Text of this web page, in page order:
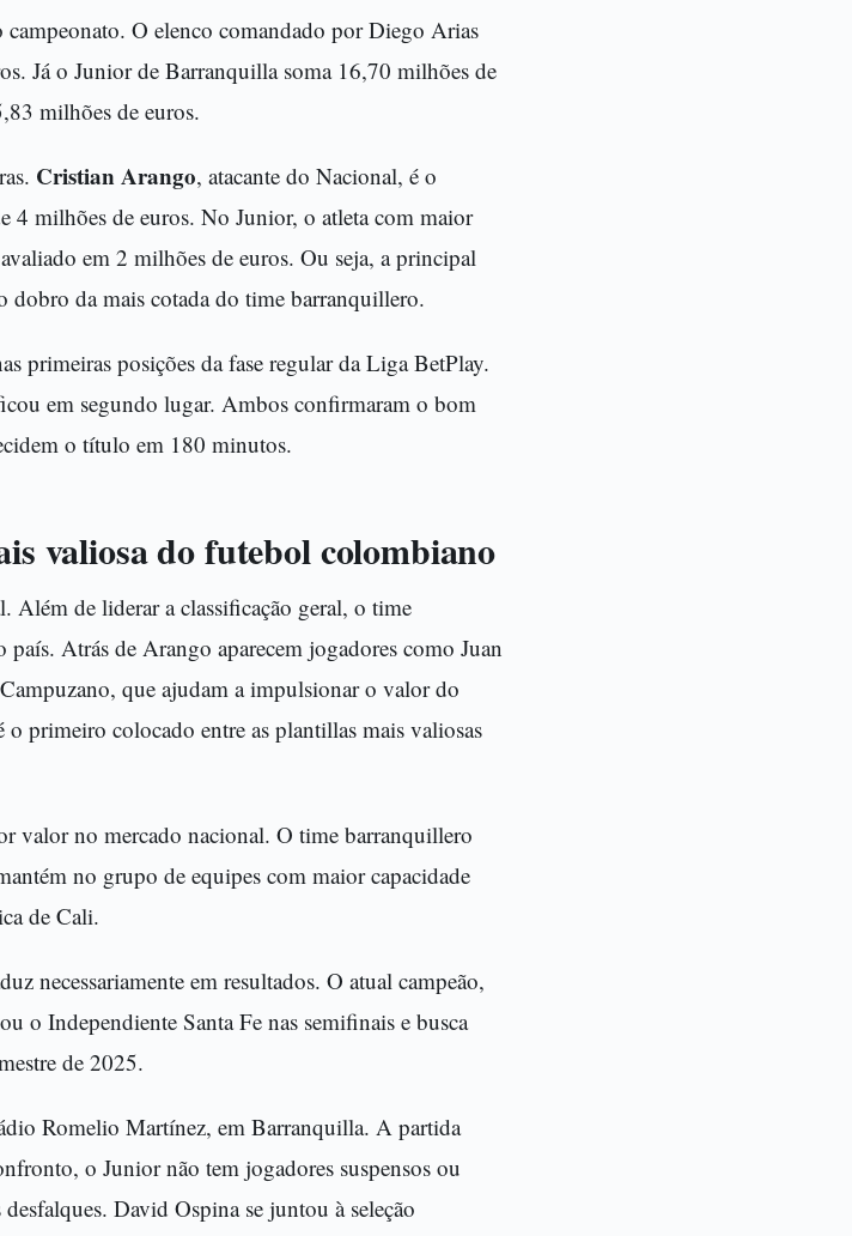
O elenco comandado por Diego Arias
Já o Junior de Barranquilla soma 16,70 milhões de
milhões de euros.
Cristian Arango, atacante do Nacional, é o
4 milhões de euros. No Junior, o atleta com maior
em 2 milhões de euros. Ou seja, a principal
da mais cotada do time barranquillero.
primeiras posições da fase regular da Liga BetPlay.
em segundo lugar. Ambos confirmaram o bom
o título em 180 minutos.
valiosa do futebol colombiano
Além de liderar a classificação geral, o time
Atrás de Arango aparecem jogadores como Juan
que ajudam a impulsionar o valor do
primeiro colocado entre as plantillas mais valiosas
valor no mercado nacional. O time barranquillero
no grupo de equipes com maior capacidade
de Cali.
necessariamente em resultados. O atual campeão,
Independiente Santa Fe nas semifinais e busca
de 2025.
Romelio Martínez, em Barranquilla. A partida
o Junior não tem jogadores suspensos ou
David Ospina se juntou à seleção